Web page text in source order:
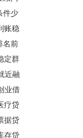
件少
账稳
名前
定群
近融
业借
疗贷
据贷
存贷